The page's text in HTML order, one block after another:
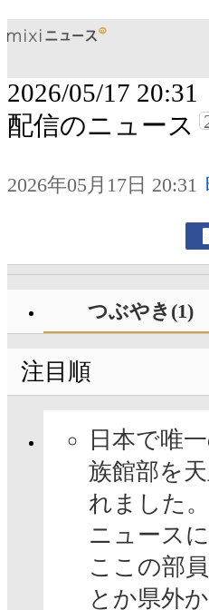
2026/05/17 20:31
配信のニュース
2026年05月17日 20:31
つぶやき(1)
注目順
日本で唯
族館部を
れました
ニュース
ここの部
とか県外